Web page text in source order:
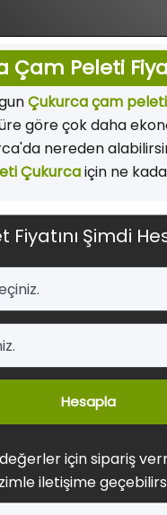
Çam Peleti
Çukurca çam peleti
göre çok daha
nereden
Çukurcaiçin ne
Fiyatını Şimdi
Hesapla
değerler için sipariş
iletişime